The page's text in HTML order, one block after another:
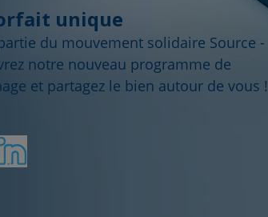
unique
du mouvement solidaire Source -
notre nouveau programme de
et partagez le bien autour de vous !